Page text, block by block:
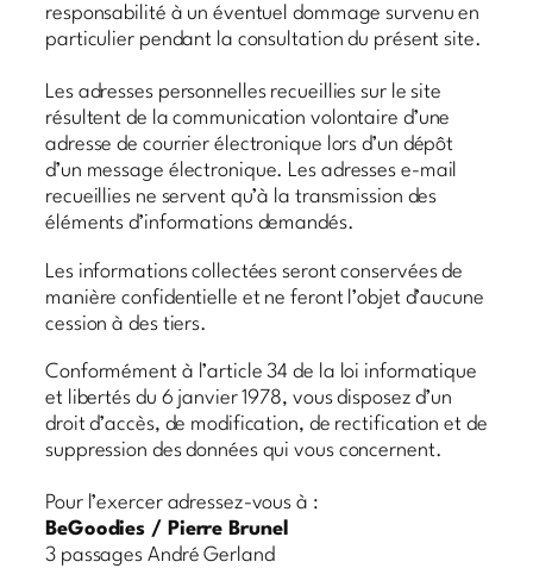
responsabilité à un éventuel dommage survenu en
particulier pendant la consultation du présent site.
Les adresses personnelles recueillies sur le site
résultent de la communication volontaire d’une
adresse de courrier électronique lors d’un dépôt
d’un message électronique. Les adresses e-mail
recueillies ne servent qu’à la transmission des
éléments d’informations demandés.
Les informations collectées seront conservées de
manière confidentielle et ne feront l’objet d’aucune
cession à des tiers.
Conformément à l’article 34 de la loi informatique
et libertés du 6 janvier 1978, vous disposez d’un
droit d’accès, de modification, de rectification et de
suppression des données qui vous concernent.
Pour l’exercer adressez-vous à :
BeGoodies / Pierre Brunel
3 passages André Gerland